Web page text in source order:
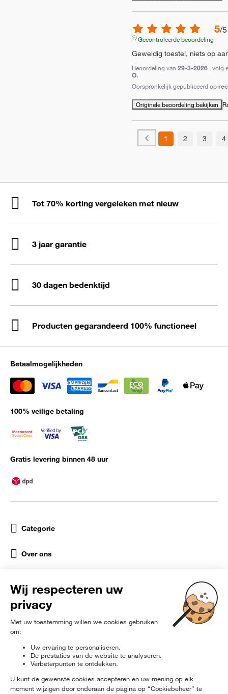
5/5
Gecontroleerde beoordeling
Geweldig toestel, niets op
Beoordeling van 29-3-2026 , volg
O.
Oorspronkelijk gepubliceerd op
Originele beoordeling bekijken
1 2 3 4
Tot 70% korting vergeleken met nieuw
3 jaar garantie
30 dagen bedenktijd
Producten gegarandeerd 100% functioneel
Betaalmogelijkheden
100% veilige betaling
Gratis levering binnen 48 uur
Categorie
Over ons
Sociale netwerken
rɘ furbished